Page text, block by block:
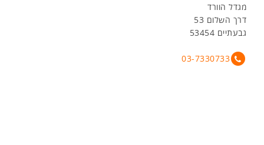
מגדל הוורד
דרך השלום 53
גבעתיים 53454
03-7330733